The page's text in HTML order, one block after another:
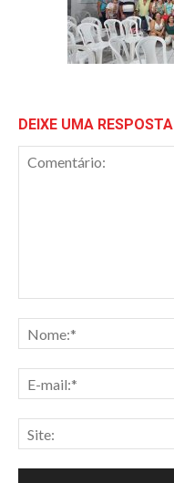
DEIXE UMA RESPOSTA